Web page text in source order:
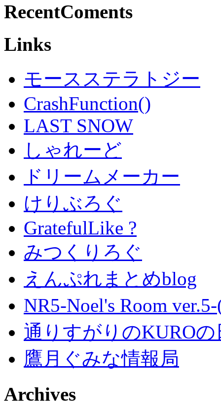
RecentComents
Links
モースステラトジー
CrashFunction()
LAST SNOW
しゃれーど
ドリームメーカー
けりぶろぐ
GratefulLike ?
みつくりろぐ
えんぷれまとめblog
NR5-Noel's Room
通りすがりのKURO
鷹月ぐみな情報局
Archives